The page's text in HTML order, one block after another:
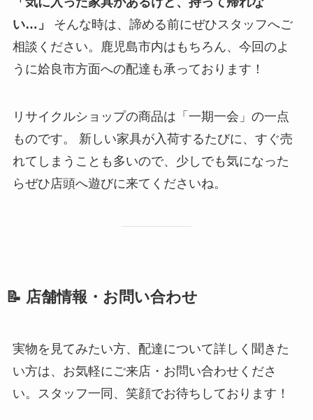
い…」
そんな時は、諦める前にぜひスタッフへご
相談ください。鹿児島市内はもちろん、今回のよ
うに姶良市方面への配達も承っております！
リサイクルショップの商品は「一期一会」の一点
ものです。 新しい家具が入荷するたびに、すぐ売
れてしまうことも多いので、少しでも気になった
らぜひ店頭へ遊びに来てくださいね。
📝 店舗情報・お問い合わせ
実物を見てみたい方、配達について詳しく聞きた
い方は、お気軽にご来店・お問い合わせくださ
い。スタッフ一同、笑顔でお待ちしております！